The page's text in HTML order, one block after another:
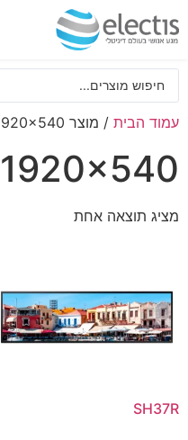
עמוד הבית / מוצר Stand Alone Resolution / 1920x540
1920x540
מציג תוצאה אחת
SH37R